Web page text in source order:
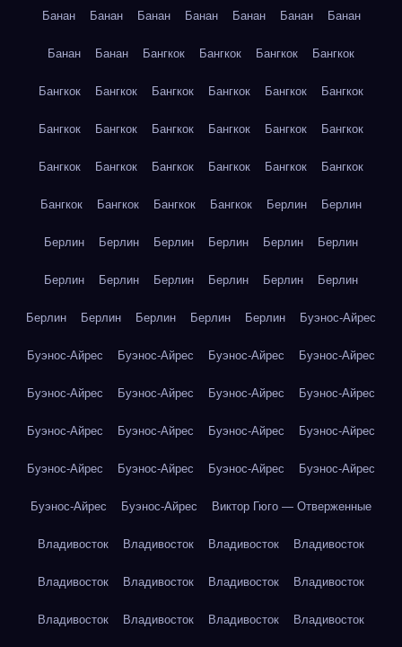
Банан Банан Банан Банан Банан Банан Банан
Банан Банан Бангкок Бангкок Бангкок Бангкок
Бангкок Бангкок Бангкок Бангкок Бангкок Бангкок
Бангкок Бангкок Бангкок Бангкок Бангкок Бангкок
Бангкок Бангкок Бангкок Бангкок Бангкок Бангкок
Бангкок Бангкок Бангкок Бангкок Берлин Берлин
Берлин Берлин Берлин Берлин Берлин Берлин
Берлин Берлин Берлин Берлин Берлин Берлин
Берлин Берлин Берлин Берлин Берлин Буэнос-Айрес
Буэнос-Айрес Буэнос-Айрес Буэнос-Айрес Буэнос-Айрес
Буэнос-Айрес Буэнос-Айрес Буэнос-Айрес Буэнос-Айрес
Буэнос-Айрес Буэнос-Айрес Буэнос-Айрес Буэнос-Айрес
Буэнос-Айрес Буэнос-Айрес Буэнос-Айрес Буэнос-Айрес
Буэнос-Айрес Буэнос-Айрес Виктор Гюго — Отверженные
Владивосток Владивосток Владивосток Владивосток
Владивосток Владивосток Владивосток Владивосток
Владивосток Владивосток Владивосток Владивосток